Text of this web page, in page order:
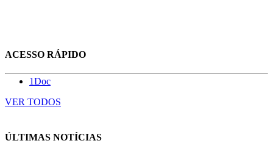
ACESSO RÁPIDO
1Doc
VER TODOS
ÚLTIMAS NOTÍCIAS